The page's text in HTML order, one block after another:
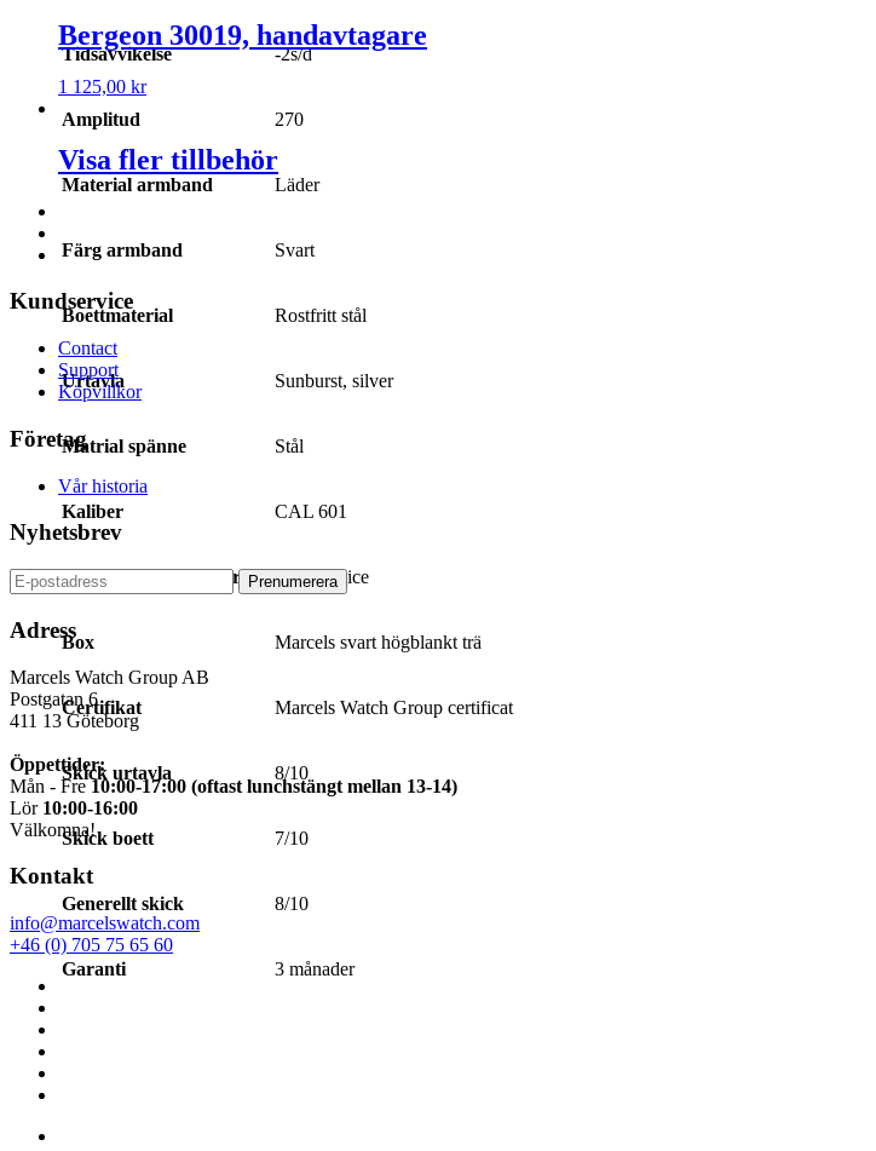
Tidsavvikelse -2s/d
Amplitud 270
Material armband Läder
Färg armband Svart
Boettmaterial Rostfritt stål
Urtavla Sunburst, silver
Matrial spänne Stål
Kaliber CAL 601
Service utförd av marcels Mini service
Box Marcels svart högblankt trä
Certifikat Marcels Watch Group certificat
Skick urtavla 8/10
Skick boett 7/10
Generellt skick 8/10
Garanti 3 månader
Bergeon 30019, handavtagare
1 125,00 kr
Visa fler tillbehör
Kundservice
Contact
Support
Köpvillkor
Företag
Vår historia
Nyhetsbrev
Adress
Marcels Watch Group AB
Postgatan 6
411 13 Göteborg
Öppettider:
Mån - Fre10:00-17:00 (oftast lunchstängt mellan 13-14)
Lör 10:00-16:00
Välkomna!
Kontakt
info@marcelswatch.com
+46 (0) 705 75 65 60